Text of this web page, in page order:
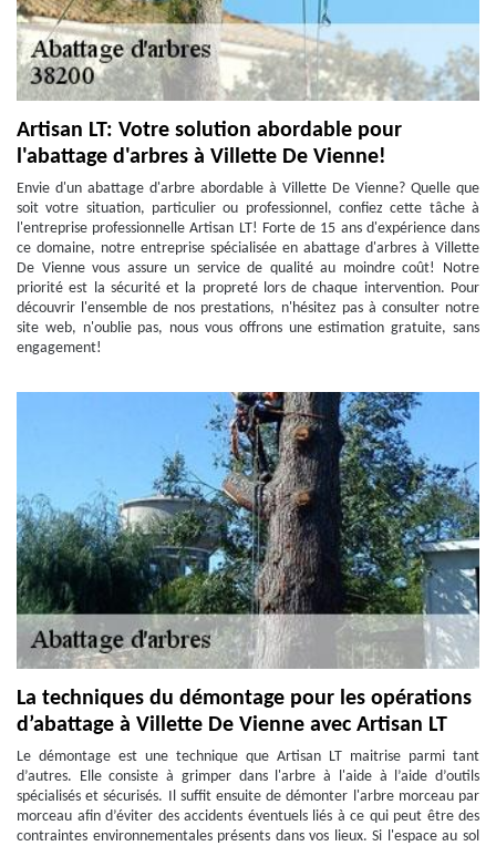
Artisan LT: Votre solution abordable pour
l'abattage d'arbres à Villette De Vienne!
Envie d'un abattage d'arbre abordable à Villette De Vienne? Quelle que
soit votre situation, particulier ou professionnel, confiez cette tâche à
l'entreprise professionnelle Artisan LT! Forte de 15 ans d'expérience dans
ce domaine, notre entreprise spécialisée en abattage d'arbres à Villette
De Vienne vous assure un service de qualité au moindre coût! Notre
priorité est la sécurité et la propreté lors de chaque intervention. Pour
découvrir l'ensemble de nos prestations, n'hésitez pas à consulter notre
site web, n'oublie pas, nous vous offrons une estimation gratuite, sans
engagement!
La techniques du démontage pour les opérations
d’abattage à Villette De Vienne avec Artisan LT
Le démontage est une technique que Artisan LT maitrise parmi tant
d’autres. Elle consiste à grimper dans l'arbre à l'aide à l’aide d’outils
spécialisés et sécurisés. Il suffit ensuite de démonter l'arbre morceau par
morceau afin d’éviter des accidents éventuels liés à ce qui peut être des
contraintes environnementales présents dans vos lieux. Si l'espace au sol